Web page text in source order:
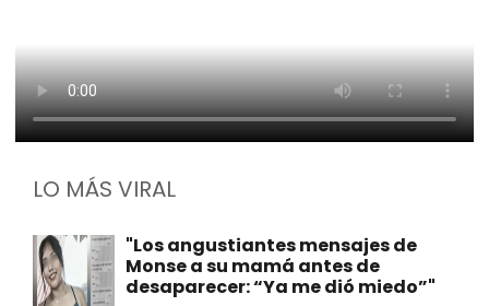
LO MÁS VIRAL
"Los angustiantes mensajes de
Monse a su mamá antes de
desaparecer: “Ya me dió miedo”"